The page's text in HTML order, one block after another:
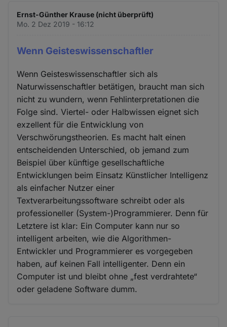
Ernst-Günther Krause (nicht überprüft)
Mo. 2 Dez 2019 - 16:12
Wenn Geisteswissenschaftler
Wenn Geisteswissenschaftler sich als
Naturwissenschaftler betätigen, braucht man sich
nicht zu wundern, wenn Fehlinterpretationen die
Folge sind. Viertel- oder Halbwissen eignet sich
exzellent für die Entwicklung von
Verschwörungstheorien. Es macht halt einen
entscheidenden Unterschied, ob jemand zum
Beispiel über künftige gesellschaftliche
Entwicklungen beim Einsatz Künstlicher Intelligenz
als einfacher Nutzer einer
Textverarbeitungssoftware schreibt oder als
professioneller (System-)Programmierer. Denn für
Letztere ist klar: Ein Computer kann nur so
intelligent arbeiten, wie die Algorithmen-
Entwickler und Programmierer es vorgegeben
haben, auf keinen Fall intelligenter. Denn ein
Computer ist und bleibt ohne „fest verdrahtete“
oder geladene Software dumm.